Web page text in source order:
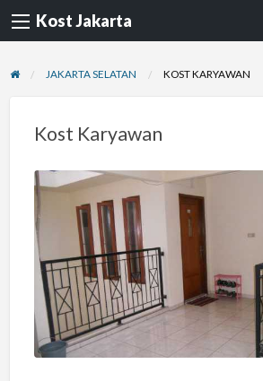
Kost Jakarta
JAKARTA SELATAN KOST KARYAWAN
Kost Karyawan